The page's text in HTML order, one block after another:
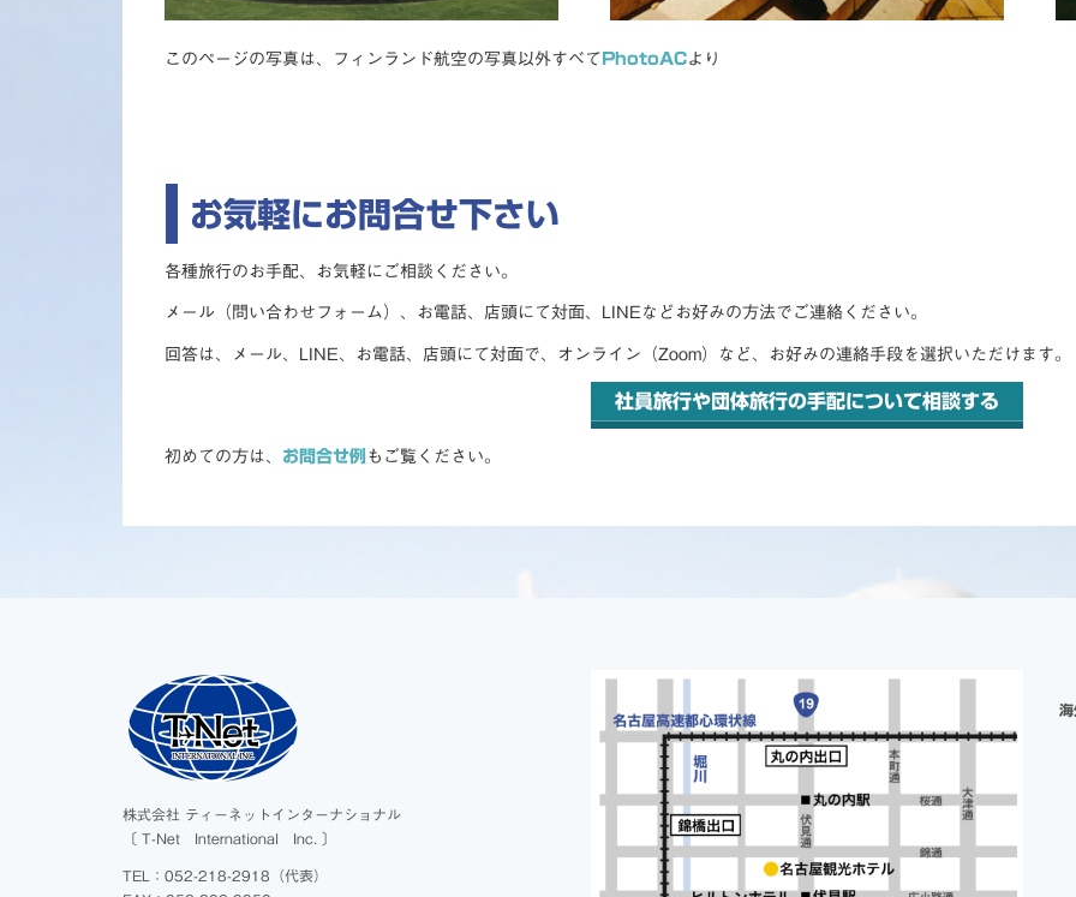
このページの写真は、フィンランド航空の写真以外すべて PhotoACより
お気軽にお問合せ下さい
各種旅行のお手配、お気軽にご相談ください。
メール（問い合わせフォーム）、お電話、店頭にて対面、LINEなどお好みの方法でご連絡ください。
回答は、メール、LINE、お電話、店頭にて対面で、オンライン（Zoom）など、お好みの連絡手段を選択いただけます。
社員旅行や団体旅行の手配について相談する
初めての方は、 お問合せ例 もご覧ください。
株式会社 ティーネットインターナショナル
〔 T-Net International Inc. 〕
TEL：052-218-2918（代表）
海